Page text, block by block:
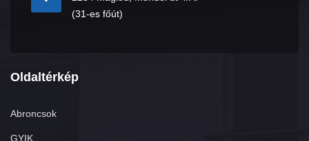
(31-es főút)
Oldaltérkép
Abroncsok
GYIK